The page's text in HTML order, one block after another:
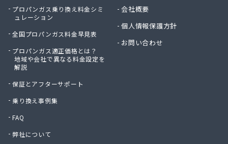
有限会社越智商会
有限会社吉井プロパン
有限会社玉川液化ガス
有限会社溝田石油
有限会社坂東ガス店
有限会社三翔ガス
有限会社小野商店
有限会社昭英ガス
プロパンガス乗り換え料金シミ
ュレーション
全国プロパンガス料金早見表
プロパンガス適正価格とは？
地域や会社で異なる料金設定を
解説
保証とアフターサポート
乗り換え事例集
FAQ
弊社について
会社概要
個人情報保護方針
お問い合わせ